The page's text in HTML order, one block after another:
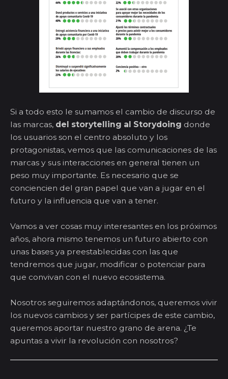
Si a todo esto le sumamos el cambio de discurso de
las marcas, del storytelling al Storydoing donde
los usuarios son el centro absoluto y los
protagonistas, vemos que las comunicaciones de las
marcas y sus interacciones en general tienen un
peso muy importante. Es necesario que se
conciencien del gran papel que van a jugar en el
futuro y la influencia que van a tener.
Vamos a ver cosas muy interesantes en los próximos
años, ahora mismo tenemos un futuro abierto con
unas bases ya preestablecidas con las que
tendremos que jugar, modificar o potenciar para
que convivan con el nuevo ecosistema.
Nosotros seguiremos adaptándonos, queremos vivir
los nuevos cambios y ser partícipes de este cambio,
queremos aportar nuestro grano de arena. ¿Te
apuntas a vivir la revolución con nosotros?